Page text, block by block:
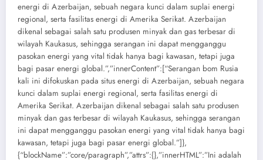
energi di Azerbaijan, sebuah negara kunci dalam suplai energi
regional, serta fasilitas energi di Amerika Serikat. Azerbaijan
dikenal sebagai salah satu produsen minyak dan gas terbesar di
wilayah Kaukasus, sehingga serangan ini dapat mengganggu
pasokan energi yang vital tidak hanya bagi kawasan, tetapi juga
bagi pasar energi global.”,”innerContent”:[“Serangan bom Rusia
kali ini difokuskan pada situs energi di Azerbaijan, sebuah negara
kunci dalam suplai energi regional, serta fasilitas energi di
Amerika Serikat. Azerbaijan dikenal sebagai salah satu produsen
minyak dan gas terbesar di wilayah Kaukasus, sehingga serangan
ini dapat mengganggu pasokan energi yang vital tidak hanya bagi
kawasan, tetapi juga bagi pasar energi global.”]},
{“blockName”:”core/paragraph”,”attrs”:{},”innerHTML”:”Ini adalah